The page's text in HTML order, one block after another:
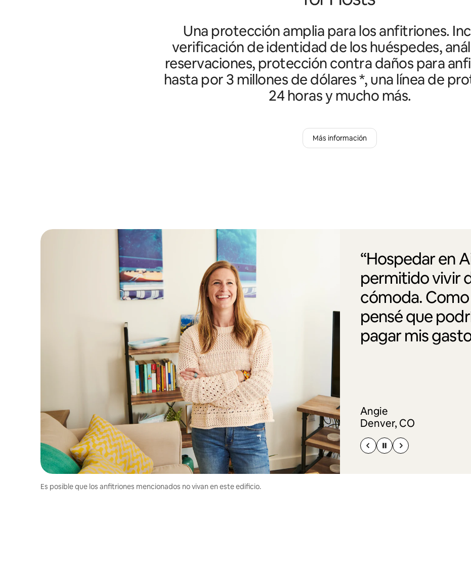
Una protección amplia para los anfitriones.
verificación de identidad de los huéspedes,
reservaciones, protección contra daños para
hasta por 3 millones de dólares *, una línea de
24 horas y mucho más.
Más información
“Hospedar en
permitido vivir
cómoda.
pensé que
pagar mis
Angie
Denver, CO
Es posible que los anfitriones mencionados no vivan en este edificio.